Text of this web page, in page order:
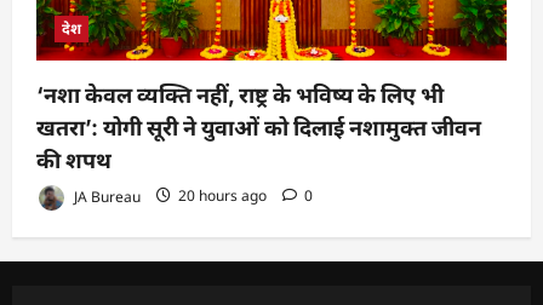
देश
‘नशा केवल व्यक्ति नहीं, राष्ट्र के भविष्य के लिए भी
खतरा’: योगी सूरी ने युवाओं को दिलाई नशामुक्त जीवन
की शपथ
JA Bureau 20 hours ago 0